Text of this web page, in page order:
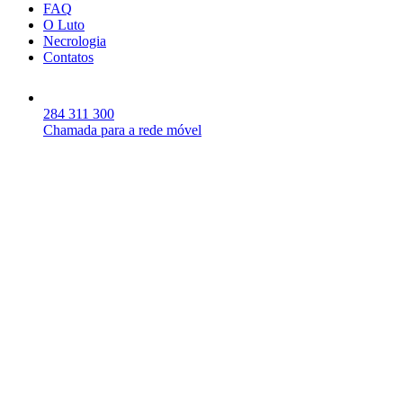
FAQ
O Luto
Necrologia
Contatos
284 311 300
Chamada para a rede móvel